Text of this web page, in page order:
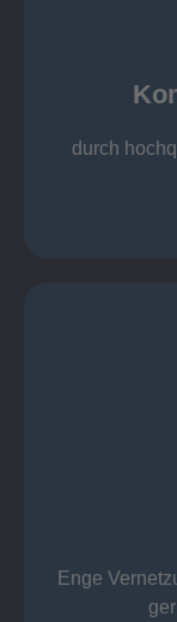
durch
„Fach“.
findet die
Meister,
Enge
CAD /
Einsatz
Solid